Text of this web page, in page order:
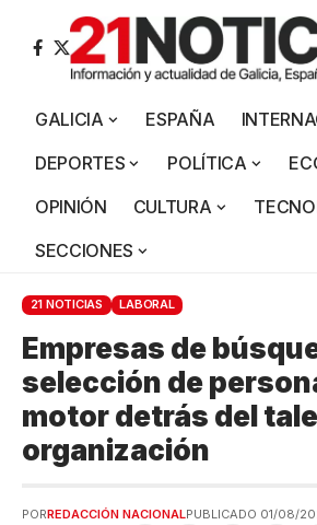
GALICIA ESPAÑA
DEPORTES
POLÍTICA
OPINIÓN
CULTURA
SECCIONES
21 NOTICIAS LABORAL
Empresas de
selección de
motor detrás del
organización
PORREDACCIÓN NACIONALPUBLICADO 01/08/